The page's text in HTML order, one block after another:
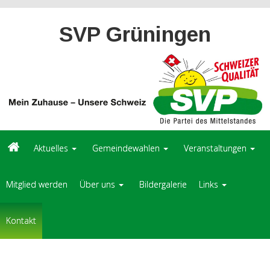
SVP Grüningen
Aktuelles Gemeindewahlen Veranstaltungen
Mitglied werden Über uns Bildergalerie Links
Kontakt